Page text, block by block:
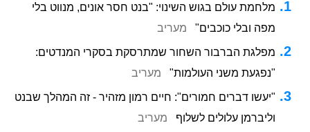
מלחמת עולם בגוש השינוי: "בנט חסר אונים, מנווט בלי
מפה ובלי כוכבים"
מעריב
מפלגת הברבור השחור שמתרסקת בסקרי המנדטים:
"נפגעת משני העולמות"
מעריב
"יעשו דברים חמורים": חיים רמון מזהיר - זה המהלך שבנט
וליברמן עלולים לשלוף
מעריב